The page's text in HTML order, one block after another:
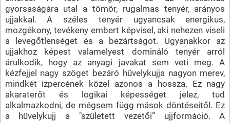
gyorsaságára utal a tömör, rugalmas tenyér, arányos
ujjakkal. A széles tenyér ugyancsak energikus,
mozgékony, tevékeny embert képvisel, aki nehezen viseli
a levegőtlenséget és a bezártságot. Ugyanakkor az
ujjakhoz képest valamelyest domináló tenyér arról
árulkodik, hogy az anyagi javakat sem veti meg. A
kézfejjel nagy szöget bezáró hüvelykujja nagyon merev,
mindkét ízpercének közel azonos a hossza. Ez nagy
akaraterőt és logikai képességet jelez, tud
alkalmazkodni, de mégsem függ mások döntéseitől. Ez
a hüvelykujj a "született vezetői” ujjformáció. A